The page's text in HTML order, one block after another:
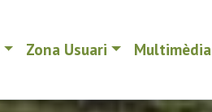
Zona Usuari Multimèdia